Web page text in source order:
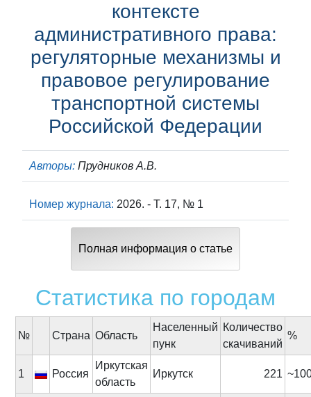
контексте
административного права:
регуляторные механизмы и
правовое регулирование
транспортной системы
Российской Федерации
Авторы: Прудников А.В.
Номер журнала: 2026. - Т. 17, № 1
Полная информация о статье
Статистика по городам
№ Cтрана Область
Населенный
пунк
Количество
скачиваний
%
1 Россия
Иркутская
область
Иркутск 221